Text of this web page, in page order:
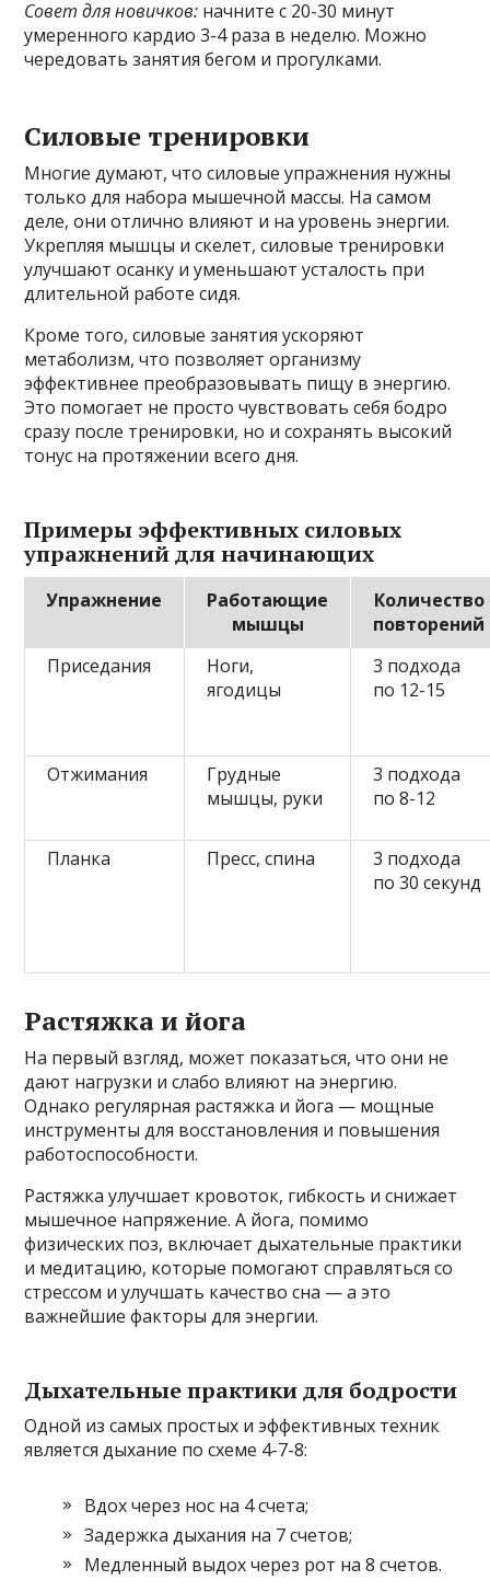
Совет для новичков: начните с 20-30 минут
умеренного кардио 3-4 раза в неделю. Можно
чередовать занятия бегом и прогулками.
Силовые тренировки
Многие думают, что силовые упражнения нужны
только для набора мышечной массы. На самом
деле, они отлично влияют и на уровень энергии.
Укрепляя мышцы и скелет, силовые тренировки
улучшают осанку и уменьшают усталость при
длительной работе сидя.
Кроме того, силовые занятия ускоряют
метаболизм, что позволяет организму
эффективнее преобразовывать пищу в энергию.
Это помогает не просто чувствовать себя бодро
сразу после тренировки, но и сохранять высокий
тонус на протяжении всего дня.
Примеры эффективных силовых
упражнений для начинающих
Упражнение
Работающие
мышцы
Количество
повторений
Приседания
Ноги,
ягодицы
3 подхода
по 12-15
Отжимания
Грудные
мышцы, руки
3 подхода
по 8-12
Планка Пресс, спина
3 подхода
по 30 секунд
Растяжка и йога
На первый взгляд, может показаться, что они не
дают нагрузки и слабо влияют на энергию.
Однако регулярная растяжка и йога — мощные
инструменты для восстановления и повышения
работоспособности.
Растяжка улучшает кровоток, гибкость и снижает
мышечное напряжение. А йога, помимо
физических поз, включает дыхательные практики
и медитацию, которые помогают справляться со
стрессом и улучшать качество сна — а это
важнейшие факторы для энергии.
Дыхательные практики для бодрости
Одной из самых простых и эффективных техник
является дыхание по схеме 4-7-8:
Вдох через нос на 4 счета;
Задержка дыхания на 7 счетов;
Медленный выдох через рот на 8 счетов.